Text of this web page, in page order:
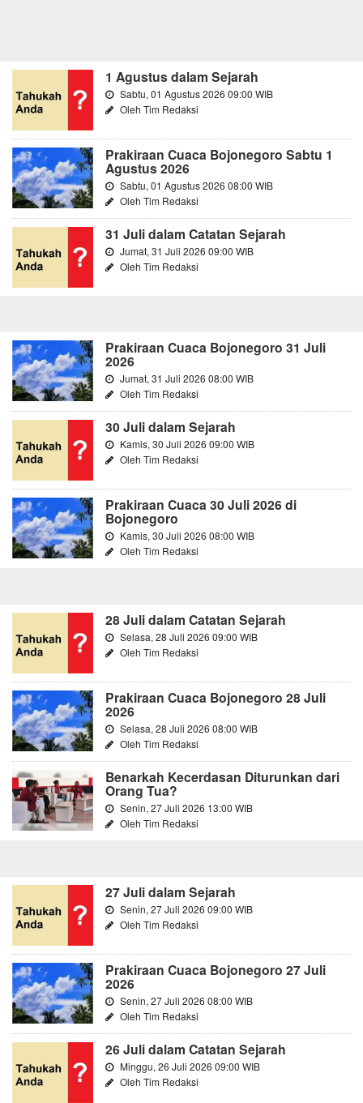
1 Agustus dalam Sejarah
Sabtu, 01 Agustus 2026 09:00 WIB
Oleh Tim Redaksi
Prakiraan Cuaca Bojonegoro Sabtu 1
Agustus 2026
Sabtu, 01 Agustus 2026 08:00 WIB
Oleh Tim Redaksi
31 Juli dalam Catatan Sejarah
Jumat, 31 Juli 2026 09:00 WIB
Oleh Tim Redaksi
Prakiraan Cuaca Bojonegoro 31 Juli
2026
Jumat, 31 Juli 2026 08:00 WIB
Oleh Tim Redaksi
30 Juli dalam Sejarah
Kamis, 30 Juli 2026 09:00 WIB
Oleh Tim Redaksi
Prakiraan Cuaca 30 Juli 2026 di
Bojonegoro
Kamis, 30 Juli 2026 08:00 WIB
Oleh Tim Redaksi
28 Juli dalam Catatan Sejarah
Selasa, 28 Juli 2026 09:00 WIB
Oleh Tim Redaksi
Prakiraan Cuaca Bojonegoro 28 Juli
2026
Selasa, 28 Juli 2026 08:00 WIB
Oleh Tim Redaksi
Benarkah Kecerdasan Diturunkan dari
Orang Tua?
Senin, 27 Juli 2026 13:00 WIB
Oleh Tim Redaksi
27 Juli dalam Sejarah
Senin, 27 Juli 2026 09:00 WIB
Oleh Tim Redaksi
Prakiraan Cuaca Bojonegoro 27 Juli
2026
Senin, 27 Juli 2026 08:00 WIB
Oleh Tim Redaksi
26 Juli dalam Catatan Sejarah
Minggu, 26 Juli 2026 09:00 WIB
Oleh Tim Redaksi